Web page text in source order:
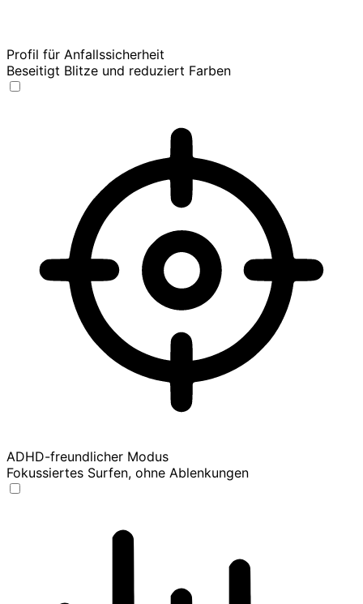
Profil für Anfallssicherheit
Beseitigt Blitze und reduziert Farben
ADHD-freundlicher Modus
Fokussiertes Surfen, ohne Ablenkungen